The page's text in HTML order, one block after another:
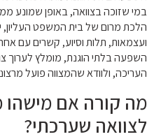
במי שזוכה בצוואה, באופן שמונע
הלכת מרום של בית המשפט העליון,
ועצמאות, תלות וסיוע, קשרים עם
השפעה בלתי הוגנת, מומלץ לערוך
העריכה, ולוודא שהמצווה פועל
מה קורה אם מישהו
לצוואה שערכתי?